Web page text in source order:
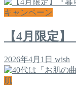
キャンペーン
【4月限定
2026年4月1日 wish
肌